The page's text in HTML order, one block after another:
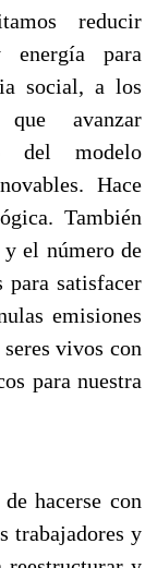
reducir
energía para
social, a los
que avanzar
del modelo
Hace
También
el número de
para satisfacer
emisiones
vivos con
para nuestra
hacerse con
trabajadores y